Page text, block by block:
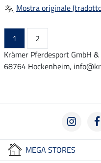
Mostra originale
1
2
Krämer Pferdesport GmbH
68764 Hockenheim,
MEGA STORES